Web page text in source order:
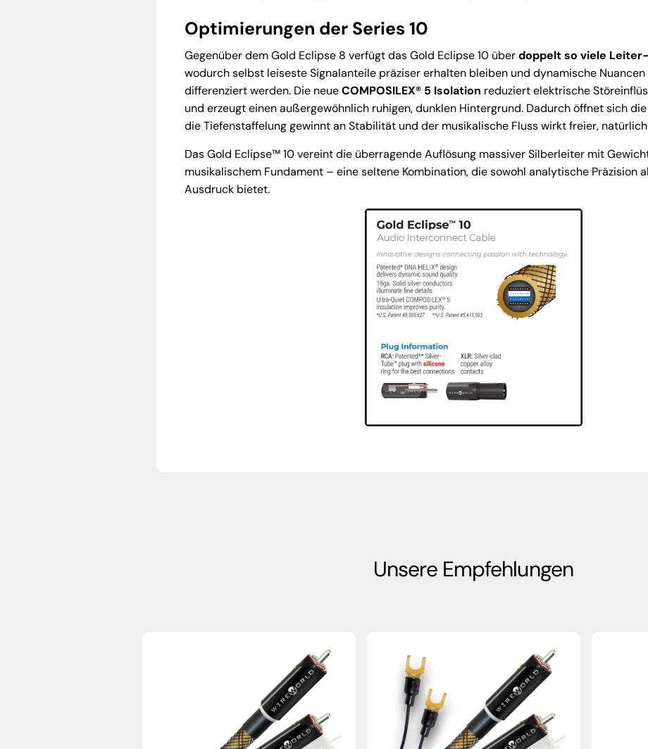
Optimierungen der Series 10
Gegenüber dem Gold Eclipse 8 verfügt das Gold Eclipse 10 überdoppelt so viele
wodurch selbst leiseste Signalanteile präziser erhalten bleiben und dynamische
differenziert werden. Die neueCOMPOSILEX® 5 Isolation reduziert elektrische
und erzeugt einen außergewöhnlich ruhigen, dunklen Hintergrund. Dadurch öffnet sich
die Tiefenstaffelung gewinnt an Stabilität und der musikalische Fluss wirkt freier,
Das Gold Eclipse™ 10 vereint die überragende Auflösung massiver Silberleiter mit
musikalischem Fundament – eine seltene Kombination, die sowohl analytische Präzision
Ausdruck bietet.
Unsere Empfehlungen